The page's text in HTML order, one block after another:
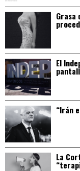
Grasa
El
“Irán
La